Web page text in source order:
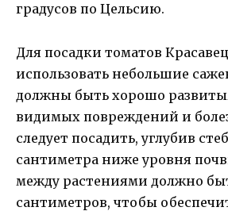
градусов по Цельсию.
Для посадки томатов
использовать небольшие
должны быть хорошо
видимых повреждений и
следует посадить, углубив
сантиметра ниже уровня
между растениями должно
сантиметров, чтобы